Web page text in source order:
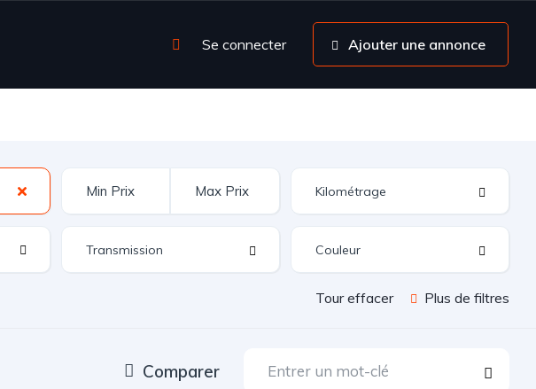
Se connecter Ajouter une annonce
Tour effacer Plus de filtres
Comparer